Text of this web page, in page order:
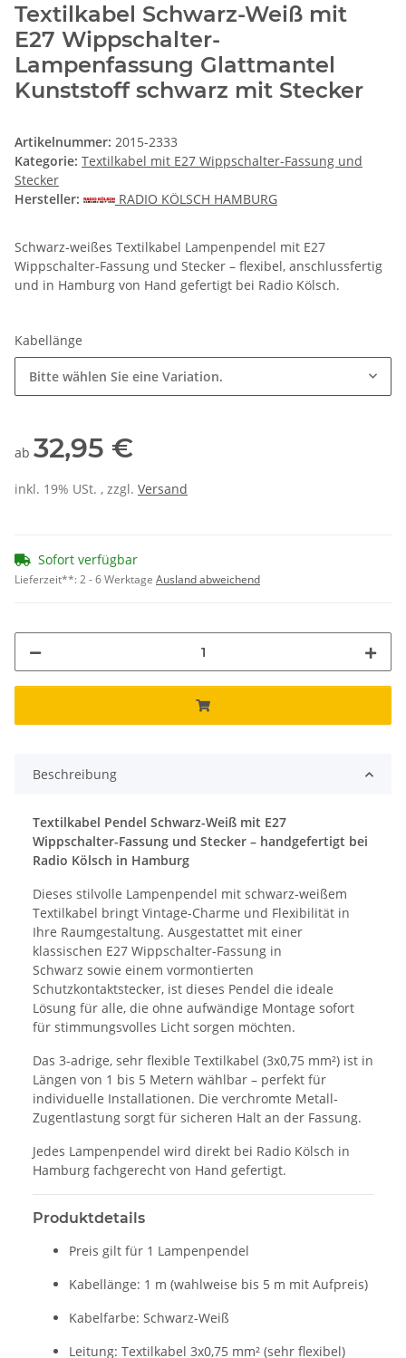
Textilkabel Schwarz-Weiß mit
E27 Wippschalter-
Lampenfassung Glattmantel
Kunststoff schwarz mit Stecker
Artikelnummer: 2015-2333
Kategorie: Textilkabel mit E27 Wippschalter-Fassung und
Stecker
Hersteller:
RADIO KÖLSCH HAMBURG
Schwarz-weißes Textilkabel Lampenpendel mit E27
Wippschalter-Fassung und Stecker – flexibel, anschlussfertig
und in Hamburg von Hand gefertigt bei Radio Kölsch.
Kabellänge
Bitte wählen Sie eine Variation.
ab 32,95 €
inkl. 19% USt. , zzgl. Versand
Sofort verfügbar
Lieferzeit**:2 - 6 Werktage Ausland abweichend
Beschreibung
Textilkabel Pendel Schwarz-Weiß mit E27
Wippschalter-Fassung und Stecker – handgefertigt bei
Radio Kölsch in Hamburg
Dieses stilvolle Lampenpendel mit schwarz-weißem
Textilkabel bringt Vintage-Charme und Flexibilität in
Ihre Raumgestaltung. Ausgestattet mit einer
klassischen E27 Wippschalter-Fassung in
Schwarz sowie einem vormontierten
Schutzkontaktstecker, ist dieses Pendel die ideale
Lösung für alle, die ohne aufwändige Montage sofort
für stimmungsvolles Licht sorgen möchten.
Das 3-adrige, sehr flexible Textilkabel (3x0,75 mm²) ist in
Längen von 1 bis 5 Metern wählbar – perfekt für
individuelle Installationen. Die verchromte Metall-
Zugentlastung sorgt für sicheren Halt an der Fassung.
Jedes Lampenpendel wird direkt bei Radio Kölsch in
Hamburg fachgerecht von Hand gefertigt.
Produktdetails
Preis gilt für 1 Lampenpendel
Kabellänge: 1 m (wahlweise bis 5 m mit Aufpreis)
Kabelfarbe: Schwarz-Weiß
Leitung: Textilkabel 3x0,75 mm² (sehr flexibel)